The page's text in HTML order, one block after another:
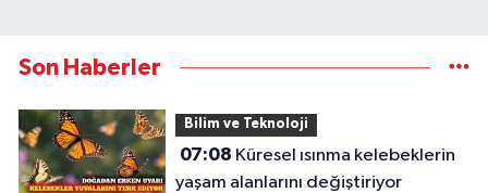
Son Haberler
Bilim ve Teknoloji
07:08
yaşam alanlarını değiştiriyor